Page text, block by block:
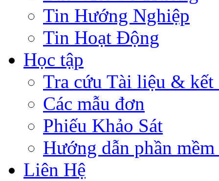
Tin Hướng Nghiệp
Tin Hoạt Động
Học tập
Tra cứu Tài liệu & kết
Các mẫu đơn
Phiếu Khảo Sát
Hướng dẫn phần
Liên Hệ